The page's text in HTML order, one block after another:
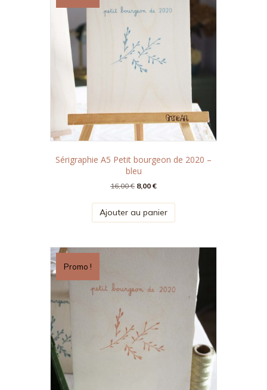
Sérigraphie A5 Petit bourgeon de 2020 –
bleu
16,00€ Le
initial
était :
16,00 €.
8,00 €Le
actuel
est :
8,00 €.
Ajouter au panier
Promo !